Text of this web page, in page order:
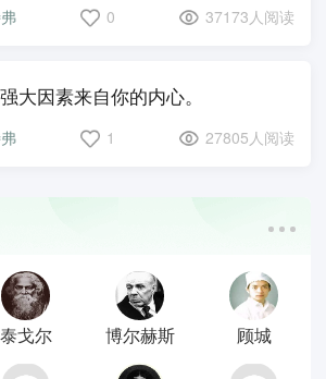
0 37173人阅读
大因素来自你的内心。
1 27805人阅读
泰戈尔 博尔赫斯 顾城